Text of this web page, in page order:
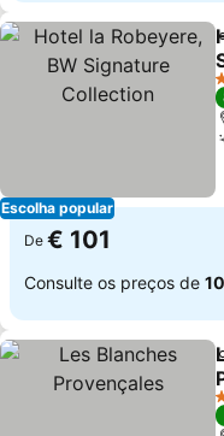
Escolha popular
De € 101
Consulte os preços de